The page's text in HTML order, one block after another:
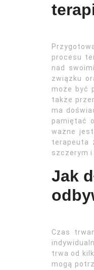
procesu
nad
związku
może być
także
ma
pamiętać
ważne
terapeuta
szczerym i
Jak
Czas
trwa od
mogą